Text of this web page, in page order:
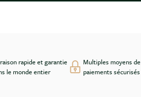
rapide et garantie
le monde entier
Multiples moyens de
paiements sécurisés